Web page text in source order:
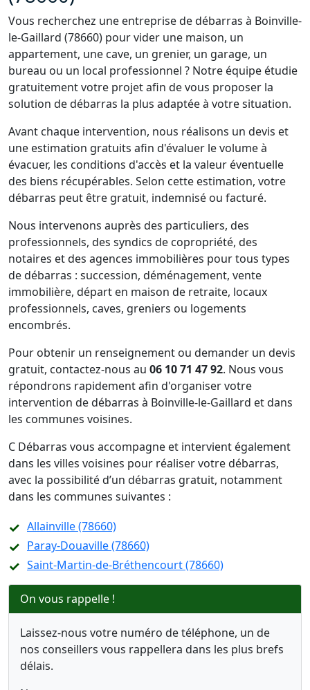
Vous recherchez une entreprise de débarras à Boinville-
le-Gaillard (78660) pour vider une maison, un
appartement, une cave, un grenier, un garage, un
bureau ou un local professionnel ? Notre équipe étudie
gratuitement votre projet afin de vous proposer la
solution de débarras la plus adaptée à votre situation.
Avant chaque intervention, nous réalisons un devis et
une estimation gratuits afin d'évaluer le volume à
évacuer, les conditions d'accès et la valeur éventuelle
des biens récupérables. Selon cette estimation, votre
débarras peut être gratuit, indemnisé ou facturé.
Nous intervenons auprès des particuliers, des
professionnels, des syndics de copropriété, des
notaires et des agences immobilières pour tous types
de débarras : succession, déménagement, vente
immobilière, départ en maison de retraite, locaux
professionnels, caves, greniers ou logements
encombrés.
Pour obtenir un renseignement ou demander un devis
gratuit, contactez-nous au 06 10 71 47 92. Nous vous
répondrons rapidement afin d'organiser votre
intervention de débarras à Boinville-le-Gaillard et dans
les communes voisines.
C Débarras vous accompagne et intervient également
dans les villes voisines pour réaliser votre débarras,
avec la possibilité d’un débarras gratuit, notamment
dans les communes suivantes :
Allainville (78660)
Paray-Douaville (78660)
Saint-Martin-de-Bréthencourt (78660)
On vous rappelle !
Laissez-nous votre numéro de téléphone, un de
nos conseillers vous rappellera dans les plus brefs
délais.